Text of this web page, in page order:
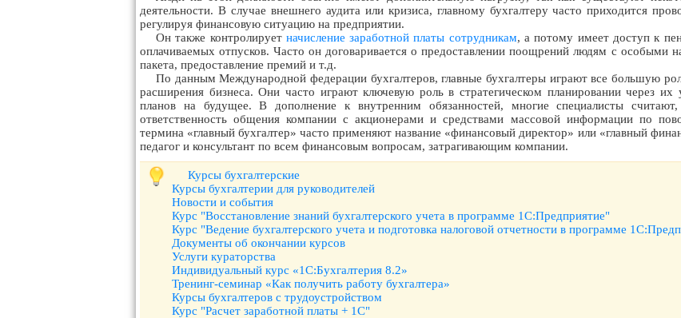
деятельности. В случае внешнего аудита или кризиса, главному бухгалтеру часто приходится
регулируя финансовую ситуацию на предприятии.
Он также контролирует начисление заработной платы сотрудникам, а потому имеет доступ к
оплачиваемых отпусков. Часто он договаривается о предоставлении поощрений людям с особыми
пакета, предоставление премий и т.д.
По данным Международной федерации бухгалтеров, главные бухгалтеры играют все большую
расширения бизнеса. Они часто играют ключевую роль в стратегическом планировании через их
планов на будущее. В дополнение к внутренним обязанностей, многие специалисты
ответственность общения компании с акционерами и средствами массовой информации по
термина «главный бухгалтер» часто применяют название «финансовый директор» или «главный
педагог и консультант по всем финансовым вопросам, затрагивающим компании.
Курсы бухгалтерские
Курсы бухгалтерии для руководителей
Новости и события
Курс "Восстановление знаний бухгалтерского учета в программе 1С:Предприятие"
Курс "Ведение бухгалтерского учета и подготовка налоговой отчетности в программе
Документы об окончании курсов
Услуги кураторства
Индивидуальный курс «1С:Бухгалтерия 8.2»
Тренинг-семинар «Как получить работу бухгалтера»
Курсы бухгалтеров с трудоустройством
Курс "Расчет заработной платы + 1С"